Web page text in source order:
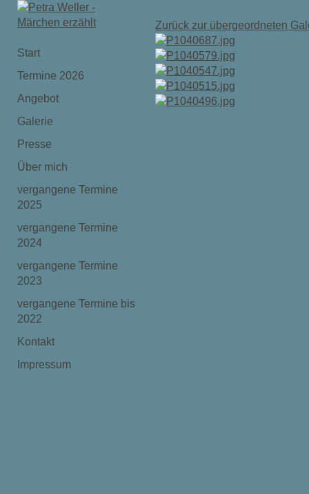
Start
Termine 2026
Angebot
Galerie
Presse
Über mich
vergangene Termine
2025
vergangene Termine
2024
vergangene Termine
2023
vergangene Termine bis
2022
Kontakt
Impressum
Zurück zur übergeordneten